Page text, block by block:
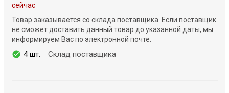
сейчас
Товар заказывается со склада поставщика. Если поставщик
не сможет доставить данный товар до указанной даты, мы
информируем Вас по электронной почте.
4 шт. Склад поставщика